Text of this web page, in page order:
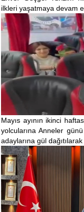
ilkleri yaşatmaya devam
Mayıs ayının ikinci
yolcularına Anneler
adaylarına gül